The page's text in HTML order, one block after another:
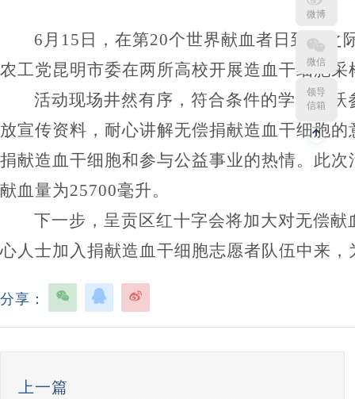
微博
微信
领导
信箱
6月15日，在第20个世界献血者日到来之
农工党昆明市委在两所高校开展造血干细胞
活动现场井然有序，符合条件的学生踊
放宣传资料，耐心讲解无偿捐献造血干细胞
捐献造血干细胞和参与公益事业的热情。此
献血量为25700毫升。
下一步， 呈贡区红十字会将加大对无偿献
心人士加入 捐献造血干细胞志愿者队伍中来
分享：
上一篇